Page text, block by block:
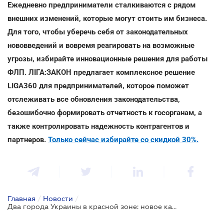
Ежедневно предприниматели сталкиваются с рядом
внешних изменений, которые могут стоить им бизнеса.
Для того, чтобы уберечь себя от законодательных
нововведений и вовремя реагировать на возможные
угрозы, избирайте инновационные решения для работы
ФЛП. ЛІГА:ЗАКОН предлагает комплексное решение
LIGA360 для предпринимателей, которое поможет
отслеживать все обновления законодательства,
безошибочно формировать отчетность к госорганам, а
также контролировать надежность контрагентов и
партнеров. Только сейчас избирайте со скидкой 30%.
Главная / Новости /
Два города Украины в красной зоне: новое карантинное зонирование